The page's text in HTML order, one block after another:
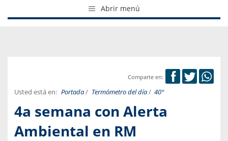
Abrir menú
Comparte en:
Usted está en: Portada/ Termómetro del día/ 40°
4a semana con Alerta
Ambiental en RM